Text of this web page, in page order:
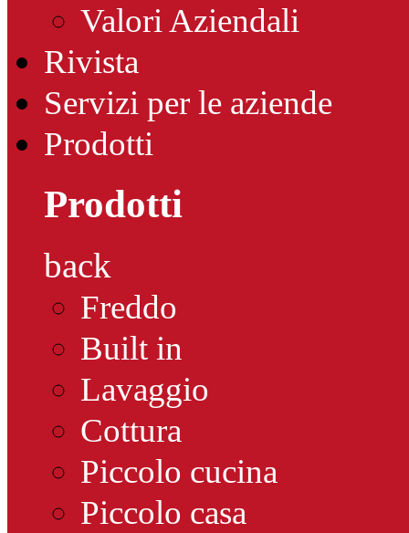
Valori Aziendali
Rivista
Servizi per le aziende
Prodotti
Prodotti
back
Freddo
Built in
Lavaggio
Cottura
Piccolo cucina
Piccolo casa